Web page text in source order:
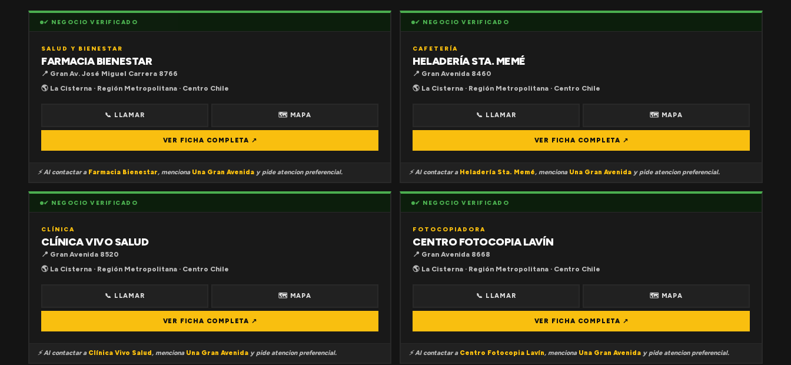
✔ NEGOCIO VERIFICADO
SALUD Y BIENESTAR
FARMACIA BIENESTAR
📍 Gran Av. José Miguel Carrera 8766
🌎 La Cisterna · Región Metropolitana · Centro Chile
📞 LLAMAR 🗺 MAPA
VER FICHA COMPLETA ↗
⚡ Al contactar a Farmacia Bienestar, menciona Una Gran Avenida y pide atencion preferencial.
✔ NEGOCIO VERIFICADO
CAFETERÍA
HELADERÍA STA. MEMÉ
📍 Gran Avenida 8460
🌎 La Cisterna · Región Metropolitana · Centro Chile
📞 LLAMAR 🗺 MAPA
VER FICHA COMPLETA ↗
⚡ Al contactar a Heladería Sta. Memé, menciona Una Gran Avenida y pide atencion preferencial.
✔ NEGOCIO VERIFICADO
CLÍNICA
CLÍNICA VIVO SALUD
📍 Gran Avenida 8520
🌎 La Cisterna · Región Metropolitana · Centro Chile
📞 LLAMAR 🗺 MAPA
VER FICHA COMPLETA ↗
⚡ Al contactar a Clínica Vivo Salud, menciona Una Gran Avenida y pide atencion preferencial.
✔ NEGOCIO VERIFICADO
FOTOCOPIADORA
CENTRO FOTOCOPIA LAVÍN
📍 Gran Avenida 8668
🌎 La Cisterna · Región Metropolitana · Centro Chile
📞 LLAMAR 🗺 MAPA
VER FICHA COMPLETA ↗
⚡ Al contactar a Centro Fotocopia Lavín, menciona Una Gran Avenida y pide atencion preferencial.